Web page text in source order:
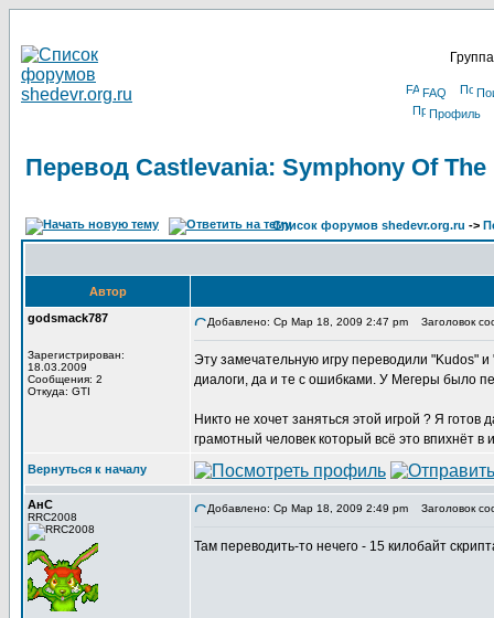
FAQ
Профиль
Перевод Castlevania: Symphony Of The
Список форумов shedevr.org.ru ->
Автор
godsmack787
Зарегистрирован:
18.03.2009
Сообщения: 2
Откуда: GTI
Добавлено: Ср Мар 18, 2009 2:47 pm Заголовок
Эту замечательную игру переводили "Kudos"
диалоги, да и те с ошибками. У Мегеры было
Никто не хочет заняться этой игрой ? Я готов
грамотный человек который всё это впихнёт в
Вернуться к началу
АнС
RRC2008
Добавлено: Ср Мар 18, 2009 2:49 pm Заголовок
Там переводить-то нечего - 15 килобайт